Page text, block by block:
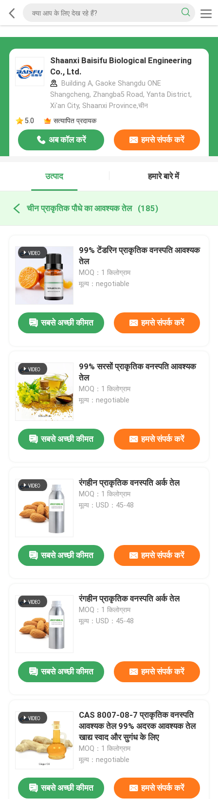
Shaanxi Baisifu Biological Engineering
Co., Ltd.
Building A, Gaoke Shangdu ONE
Shangcheng, Zhangba5 Road, Yanta District,
Xi'an City, Shaanxi Province,चीन
5.0
सत्यापित प्रदायक
अब कॉल करें हमसे संपर्क करें
उत्पाद हमारे बारे में
चीन प्राकृतिक पौधे का आवश्यक तेल (185)
99% टेंडरिन प्राकृतिक वनस्पति आवश्यक
तेल
MOQ：1 किलोग्राम
मूल्य：negotiable
सबसे अच्छी कीमत हमसे संपर्क करें
99% सरसों प्राकृतिक वनस्पति आवश्यक
तेल
MOQ：1 किलोग्राम
मूल्य：negotiable
सबसे अच्छी कीमत हमसे संपर्क करें
रंगहीन प्राकृतिक वनस्पति अर्क तेल
MOQ：1 किलोग्राम
मूल्य：USD：45-48
सबसे अच्छी कीमत हमसे संपर्क करें
रंगहीन प्राकृतिक वनस्पति अर्क तेल
MOQ：1 किलोग्राम
मूल्य：USD：45-48
सबसे अच्छी कीमत हमसे संपर्क करें
CAS 8007-08-7 प्राकृतिक वनस्पति
आवश्यक तेल 99% अदरक आवश्यक तेल
खाद्य स्वाद और सुगंध के लिए
MOQ：1 किलोग्राम
मूल्य：negotiable
सबसे अच्छी कीमत हमसे संपर्क करें